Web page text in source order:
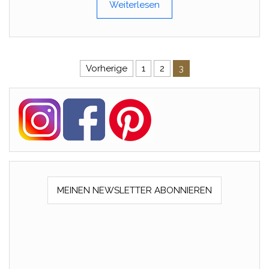
Weiterlesen
Beitragsnavigation
Vorherige 1 2 3
MEINEN NEWSLETTER ABONNIEREN